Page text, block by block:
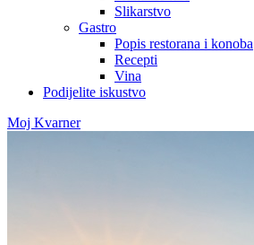
Slikarstvo
Gastro
Popis restorana i konoba
Recepti
Vina
Podijelite iskustvo
Moj Kvarner